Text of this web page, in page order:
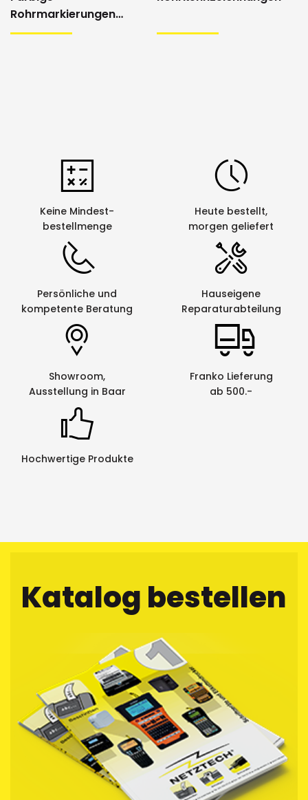
Rohrmarkierungen
Aufkleber
Keine Mindest-
bestellmenge
Heute bestellt,
morgen geliefert
Persönliche und
kompetente Beratung
Hauseigene
Reparaturabteilung
Showroom,
Ausstellung in Baar
Franko Lieferung
ab 500.-
Hochwertige Produkte
Katalog bestellen